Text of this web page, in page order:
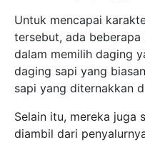
Untuk mencapai
tersebut, ada
dalam memilih daging
daging sapi yang
sapi yang diternakkan
Selain itu, mereka juga
diambil dari